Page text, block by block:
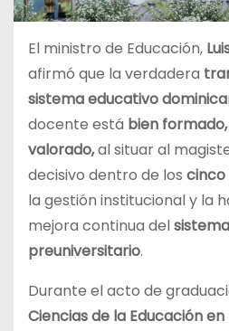
El ministro de Educación,
afirmó que la verdadera
sistema educativo
docente está bien
valorado,al situar al
decisivo dentro de los cinco
la gestión institucional y la
mejora continua del
preuniversitario.
Durante el acto de
Ciencias de la Educación